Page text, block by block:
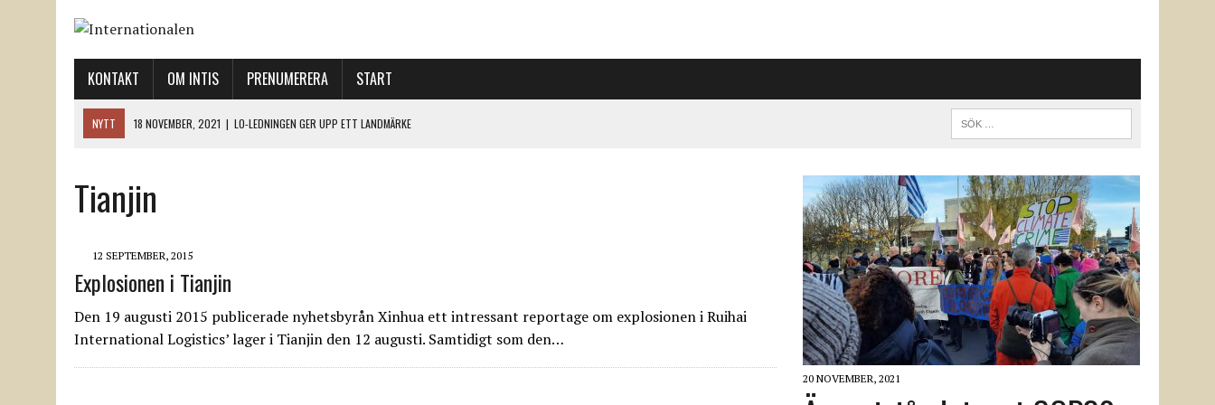
KONTAKT OM INTIS PRENUMERERA START
NYTT 18 NOVEMBER, 2021 | LO-LEDNINGEN GER UPP ETT LANDMÄRKE
12 NOVEMBER, 2021
12 NOVEMBER, 2021
Tianjin
12 SEPTEMBER, 2015
Explosionen i Tianjin
Den 19 augusti 2015 publicerade nyhetsbyrån Xinhua ett intressant reportage om explosionen i Ruihai
International Logistics’ lager i Tianjin den 12 augusti. Samtidigt som den…
20 NOVEMBER, 2021